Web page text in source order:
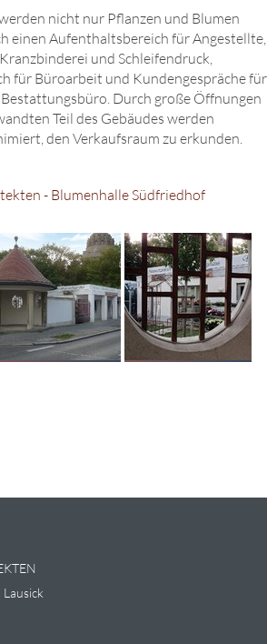
nicht nur Pflanzen und Blumen
einen Aufenthaltsbereich für Angestellte,
und Schleifendruck,
für Büroarbeit und Kundengespräche für
Durch große Öffnungen
Teil des Gebäudes werden
den Verkaufsraum zu erkunden.
- Blumenhalle Südfriedhof